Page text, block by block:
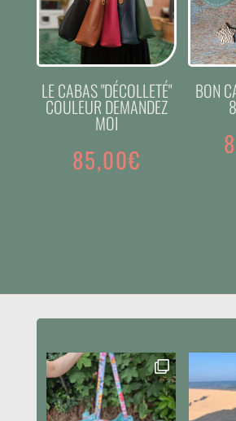
LE CABAS "DÉCOLLETÉ"
COULEUR DEMANDEZ
MOI
85,00€
BON